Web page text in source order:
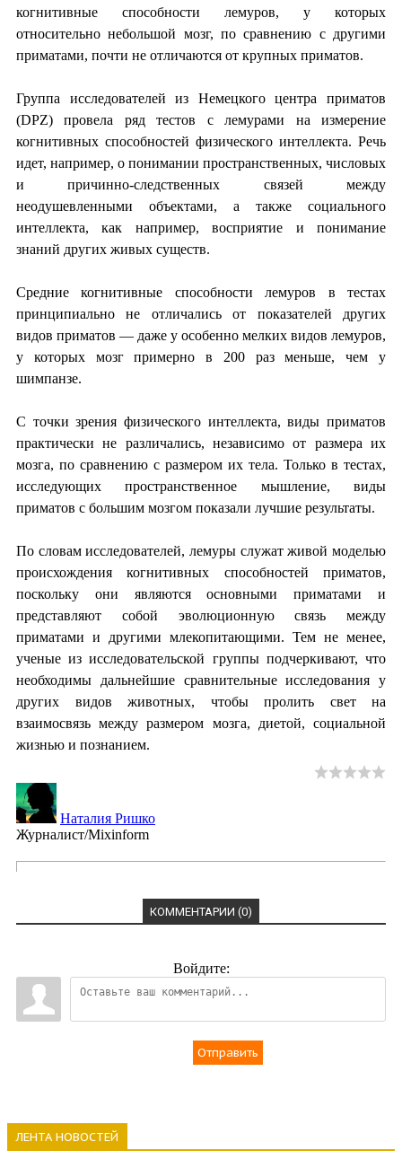
когнитивные способности лемуров, у которых
относительно небольшой мозг, по сравнению с другими
приматами, почти не отличаются от крупных приматов.
Группа исследователей из Немецкого центра приматов
(DPZ) провела ряд тестов с лемурами на измерение
когнитивных способностей физического интеллекта. Речь
идет, например, о понимании пространственных, числовых
и причинно-следственных связей между
неодушевленными объектами, а также социального
интеллекта, как например, восприятие и понимание
знаний других живых существ.
Средние когнитивные способности лемуров в тестах
принципиально не отличались от показателей других
видов приматов — даже у особенно мелких видов лемуров,
у которых мозг примерно в 200 раз меньше, чем у
шимпанзе.
С точки зрения физического интеллекта, виды приматов
практически не различались, независимо от размера их
мозга, по сравнению с размером их тела. Только в тестах,
исследующих пространственное мышление, виды
приматов с большим мозгом показали лучшие результаты.
По словам исследователей, лемуры служат живой моделью
происхождения когнитивных способностей приматов,
поскольку они являются основными приматами и
представляют собой эволюционную связь между
приматами и другими млекопитающими. Тем не менее,
ученые из исследовательской группы подчеркивают, что
необходимы дальнейшие сравнительные исследования у
других видов животных, чтобы пролить свет на
взаимосвязь между размером мозга, диетой, социальной
жизнью и познанием.
Наталия Ришко
Журналист/Mixinform
КОММЕНТАРИИ (0)
Войдите:
Отправить
ЛЕНТА НОВОСТЕЙ